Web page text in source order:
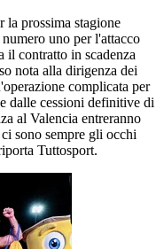
la prossima stagione
uno per l'attacco
il contratto in scadenza
nota alla dirigenza dei
complicata per
dalle cessioni definitive di
al Valencia entreranno
sono sempre gli occhi
Tuttosport.